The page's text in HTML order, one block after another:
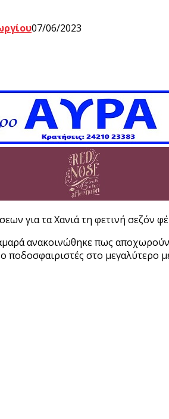
07/06/2023
για τα Χανιά τη φετινή σεζόν
ανακοινώθηκε πως
ποδοσφαιριστές στο μεγαλύτερο